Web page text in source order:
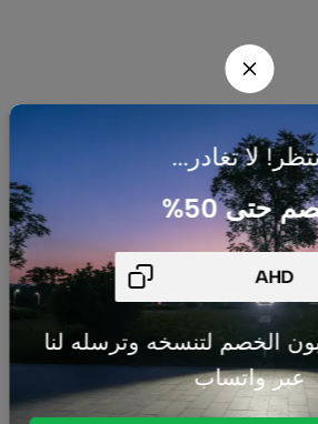
لا تغادر...
حتى 50%
الخصم لتنسخه وترسله لنا
عبر واتساب
السياسات